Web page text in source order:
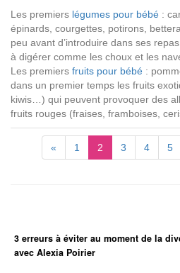
Les premiers légumes pour bébé :
épinards, courgettes, potirons,
peu avant d’introduire dans ses
à digérer comme les choux et les
Les premiers fruits pour bébé :
dans un premier temps les fruits
kiwis…) qui peuvent provoquer des
fruits rouges (fraises, framboises,
« 1 2 3 4 5
3 erreurs à éviter au moment de la
avec Alexia Poirier